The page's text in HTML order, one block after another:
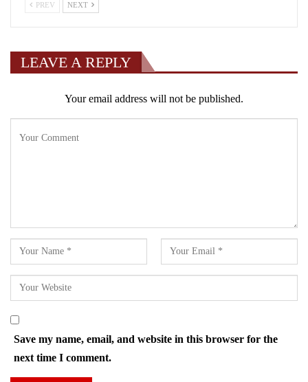
PREV NEXT
LEAVE A REPLY
Your email address will not be published.
Save my name, email, and website in this browser for the
next time I comment.